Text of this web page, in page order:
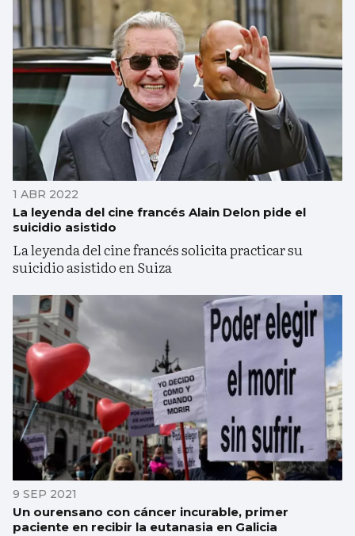
1 ABR 2022
La leyenda del cine francés Alain Delon pide el
suicidio asistido
La leyenda del cine francés solicita practicar su
suicidio asistido en Suiza
9 SEP 2021
Un ourensano con cáncer incurable, primer
paciente en recibir la eutanasia en Galicia